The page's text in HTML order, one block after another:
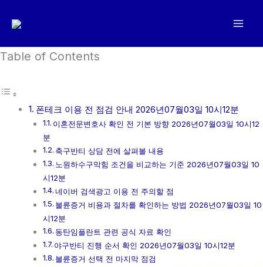
로
너
Table of Contents
폰테크 이용 전 점검 안내 2026년07월03일 10시12분
이혼전문변호사 확인 전 기본 방향 2026년07월03일 10시12
분
축구반티 상담 전에 살펴볼 내용
노원하수구막힘 조건을 비교하는 기준 2026년07월03일 10
시12분
네이버 검색광고 이용 전 주의할 점
불륜증거 비용과 절차를 확인하는 방법 2026년07월03일 10
시12분
동탄임플란트 관련 공식 자료 확인
야구반티 진행 순서 확인 2026년07월03일 10시12분
불륜증거 선택 전 마지막 점검